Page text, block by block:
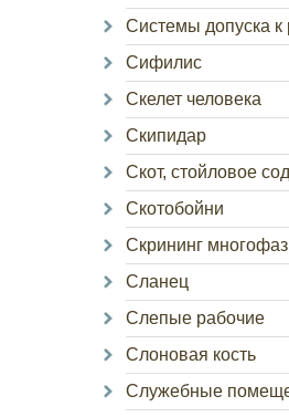
Системы допуска к
Сифилис
Скелет человека
Скипидар
Скот, стойловое
Скотобойни
Скрининг
Сланец
Слепые рабочие
Слоновая кость
Служебные